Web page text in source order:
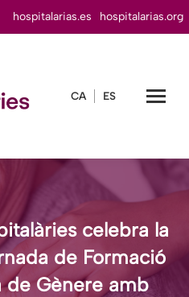
hospitalarias.es hospitalarias.org
CA ES
celebra la
de Formació
de Gènere amb